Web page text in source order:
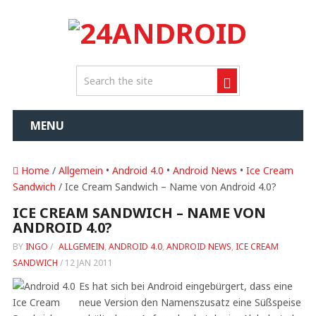
MENU
Home / Allgemein • Android 4.0 • Android News • Ice Cream
Sandwich / Ice Cream Sandwich – Name von Android 4.0?
ICE CREAM SANDWICH – NAME VON
ANDROID 4.0?
BY INGO / ALLGEMEIN, ANDROID 4.0, ANDROID NEWS, ICE CREAM
SANDWICH / 12 JAN 2011
Es hat sich bei Android eingebürgert, dass eine
neue Version den Namenszusatz eine Süßspeise